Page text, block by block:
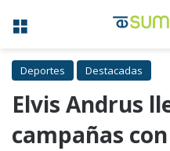
Menú
Deportes Destacadas
Elvis Andrus
campañas